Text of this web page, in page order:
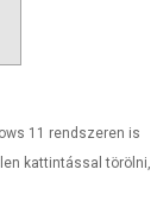
11 rendszeren is
kattintással törölni,